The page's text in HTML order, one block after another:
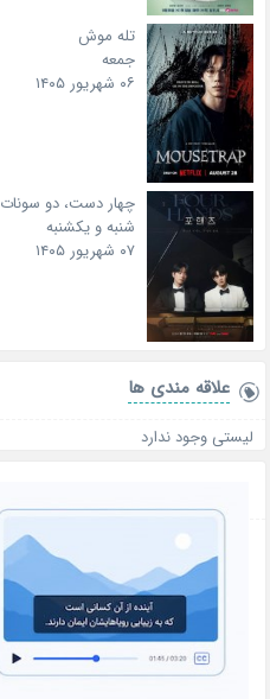
تله موش
جمعه
۰۶ شهریور ۱۴۰۵
چهار دست، دو سونات
شنبه و یکشنبه
۰۷ شهریور ۱۴۰۵
علاقه‌ مندی ها
لیستی وجود ندارد